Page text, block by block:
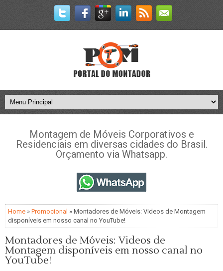
Montagem de Móveis Corporativos e
Residenciais em diversas cidades do Brasil.
Orçamento via Whatsapp.
Home » Promocional » Montadores de Móveis: Videos de Montagem
disponíveis em nosso canal no YouTube!
Montadores de Móveis: Videos de
Montagem disponíveis em nosso canal no
YouTube!